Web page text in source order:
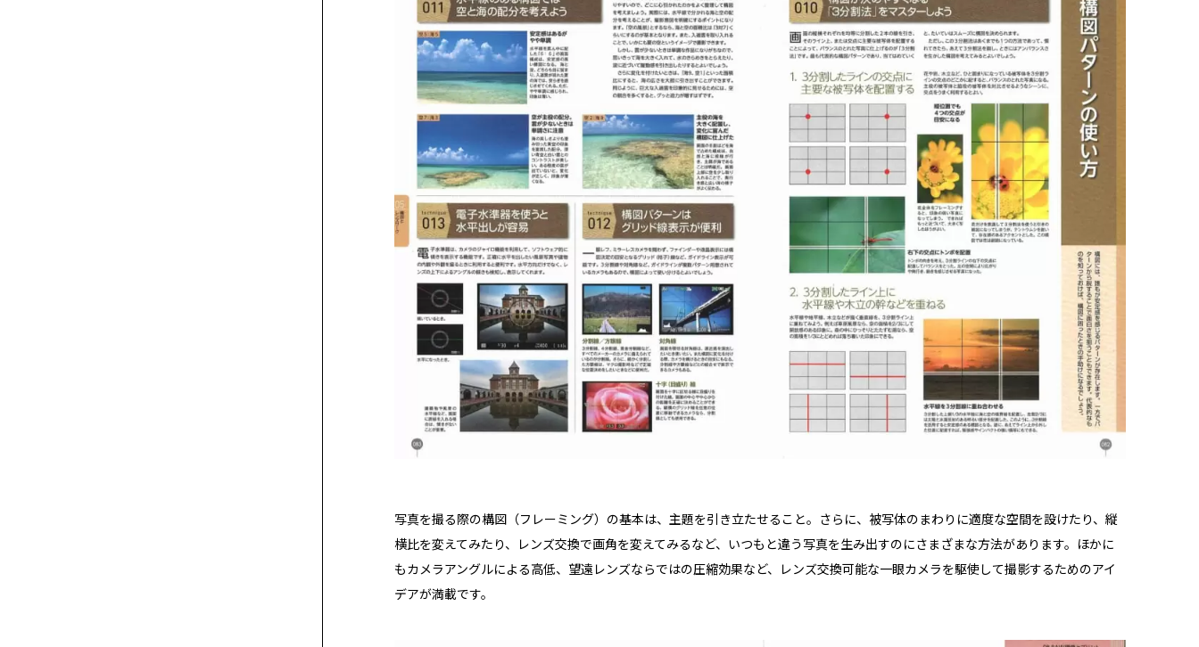
写真を撮る際の構図（フレーミング）の基本は、主題を引き立たせること。さらに、被写体のまわりに適度な空間を設けたり、縦
横比を変えてみたり、レンズ交換で画角を変えてみるなど、いつもと違う写真を生み出すのにさまざまな方法があります。ほかに
もカメラアングルによる高低、望遠レンズならではの圧縮効果など、レンズ交換可能な一眼カメラを駆使して撮影するためのアイ
デアが満載です。